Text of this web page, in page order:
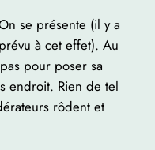
se présente (il y a
à cet effet). Au
pour poser sa
endroit. Rien de tel
rôdent et